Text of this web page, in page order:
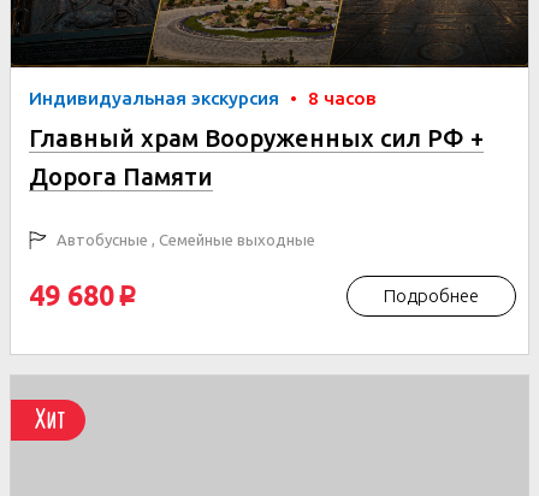
Индивидуальная экскурсия • 8 часов
Главный храм Вооруженных сил РФ +
Дорога Памяти
Автобусные , Семейные выходные
49 680 p Подробнее
Хит